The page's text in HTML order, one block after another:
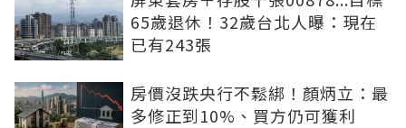
65歲退休！32歲台北人曝：現在
已有243張
房價沒跌央行不鬆綁！顏炳立：最
多修正到10%、買方仍可獲利